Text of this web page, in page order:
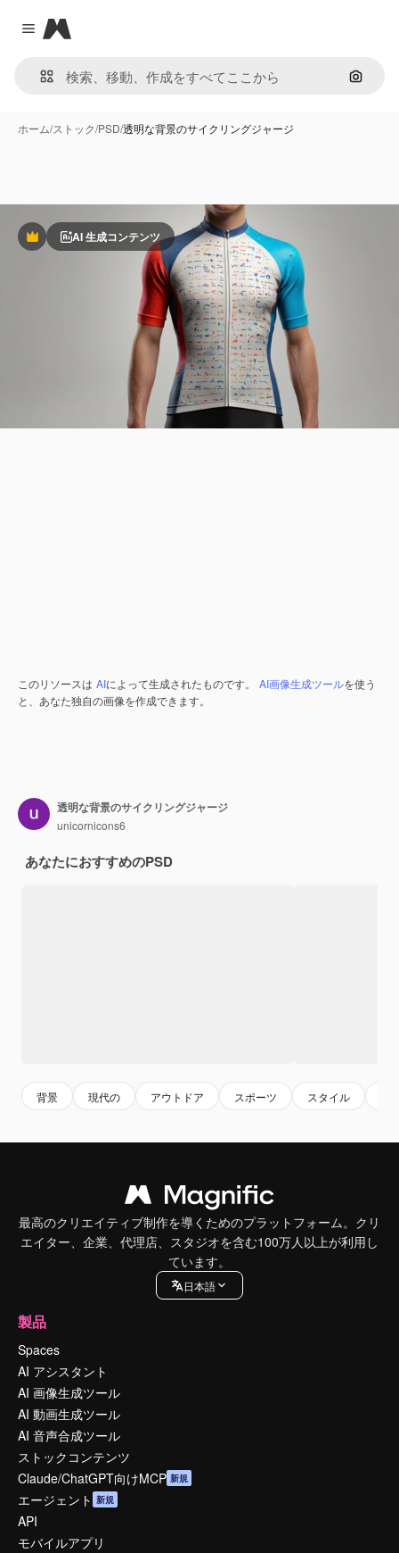
Close menu
Magnific
画像で
ホーム/ストック/PSD/透明な背景のサイクリングジャージ
PremiumAI 生成コンテンツ
このリソースは AIによって生成されたものです。 AI画像生成ツールを使う
と、あなた独自の画像を作成できます。
透明な背景のサイクリングジャージ
unicornicons6
あなたにおすすめのPSD
背景 現代の アウトドア スポーツ スタイル
最高のクリエイティブ制作を導くためのプラットフォーム。クリ
エイター、企業、代理店、スタジオを含む100万人以上が利用し
ています。
日本語
製品
Spaces
AI アシスタント
AI 画像生成ツール
AI 動画生成ツール
AI 音声合成ツール
ストックコンテンツ
Claude/ChatGPT向けMCP 新規
エージェント 新規
API
モバイルアプリ